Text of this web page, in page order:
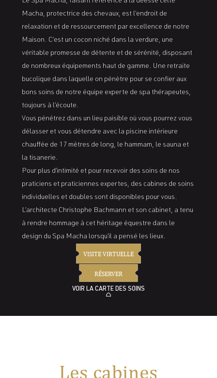
Macha, protectrice des chevaux, est l’endroit de
relaxation et de ressourcement par excellence de notre
Maison. C’est un cocon niché dans la verdure, une
véritable promesse de détente et de sérénité, disposant
de nombreux équipements haut de gamme. Une retraite
bucolique dans laquelle on pénètre pour se confier aux
bons soins de notre équipe experte de spa thérapeutes,
toujours à l’écoute.
Vous pénétrez dans un lieu paisible où vous pourrez vous
délasser et vous détendre avec la piscine intérieure
chauffée de 17 mètres de long, le hammam, le sauna et
la tisanerie.
Pour plus d’intimité et pour recevoir des soins de nos
praticiens et praticiennes expertes, des cabines de soins
individuelles et doubles sont disponibles pour vous.
L’architecte Christophe Bachmann et son cabinet, a tenu
à rendre hommage à cet héritage équestre dans le
design du Spa Macha lorsqu’il a pensé les lieux.
VISITE VIRTUELLE
RÉSERVER
VOIR LA CARTE DES SOINS
Les cabines